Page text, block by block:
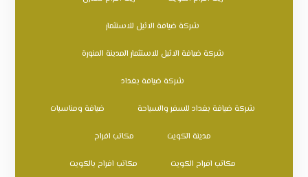
شركة ضيافة الاثيل للاستثمار
شركة ضيافة الاثيل للاستثمار المدينة المنورة
شركة ضيافة بغداد
شركة ضيافة بغداد للسفر والسياحة ضيافة ومناسبات
مدينة الكويت مكاتب افراح
مكاتب افراح الكويت مكاتب افراح بالكويت